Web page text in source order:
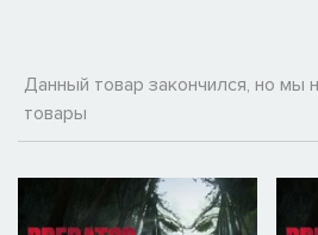
Данный товар закончился, но мы
товары